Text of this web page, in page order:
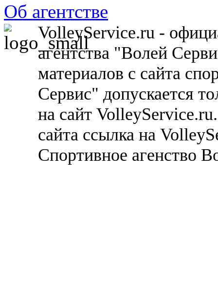
Об агентстве
VolleyService.ru -
агентства "Волей
материалов с сайта
Сервис" допускается
на сайт
сайта ссылка на
Спортивное агенство